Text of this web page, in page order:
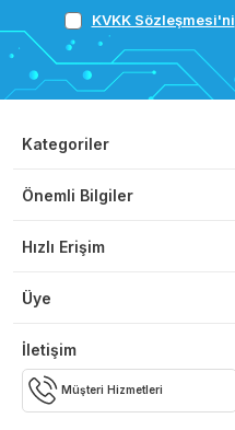
KVKK Sözleşmesi'ni
Kategoriler
Önemli Bilgiler
Hızlı Erişim
Üye
İletişim
Müşteri Hizmetleri